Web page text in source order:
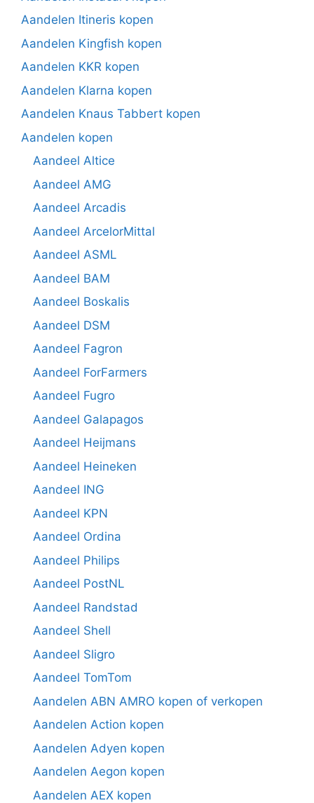
Aandelen Itineris kopen
Aandelen Kingfish kopen
Aandelen KKR kopen
Aandelen Klarna kopen
Aandelen Knaus Tabbert kopen
Aandelen kopen
Aandeel Altice
Aandeel AMG
Aandeel Arcadis
Aandeel ArcelorMittal
Aandeel ASML
Aandeel BAM
Aandeel Boskalis
Aandeel DSM
Aandeel Fagron
Aandeel ForFarmers
Aandeel Fugro
Aandeel Galapagos
Aandeel Heijmans
Aandeel Heineken
Aandeel ING
Aandeel KPN
Aandeel Ordina
Aandeel Philips
Aandeel PostNL
Aandeel Randstad
Aandeel Shell
Aandeel Sligro
Aandeel TomTom
Aandelen ABN AMRO kopen of verkopen
Aandelen Action kopen
Aandelen Adyen kopen
Aandelen Aegon kopen
Aandelen AEX kopen